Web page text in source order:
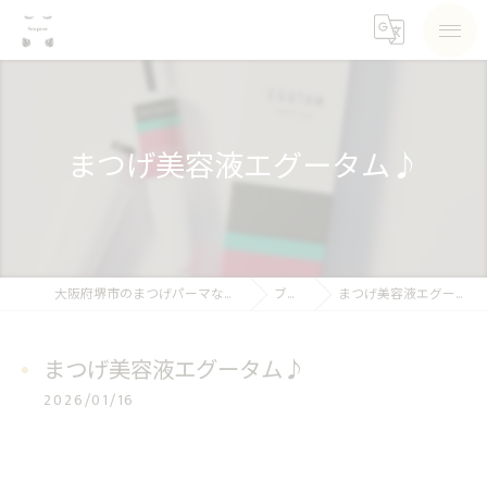
まつげ美容液エグータム♪
大阪府堺市のまつげパーマならSea pear ブログ まつげ美容液エグータム♪
まつげ美容液エグータム♪
2026/01/16